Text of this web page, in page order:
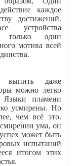
каждое
достижений.
устройства
только один
мотива всей
выпить даже
можно легко
Языки пламени
усмирены. Но
чем всё это.
ума, он
может быть
испытаний
итогом этих